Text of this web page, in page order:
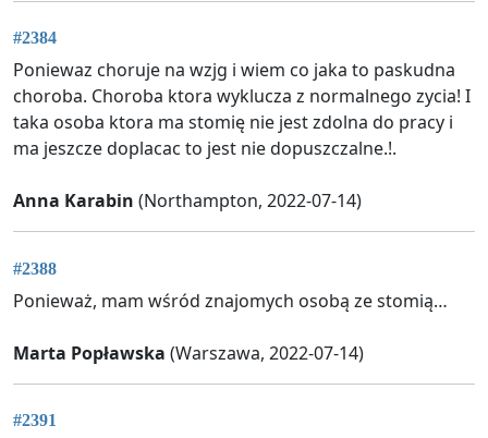
#2384
Poniewaz choruje na wzjg i wiem co jaka to paskudna
choroba. Choroba ktora wyklucza z normalnego zycia! I
taka osoba ktora ma stomię nie jest zdolna do pracy i
ma jeszcze doplacac to jest nie dopuszczalne.!.
Anna Karabin (Northampton, 2022-07-14)
#2388
Ponieważ, mam wśród znajomych osobą ze stomią…
Marta Popławska (Warszawa, 2022-07-14)
#2391